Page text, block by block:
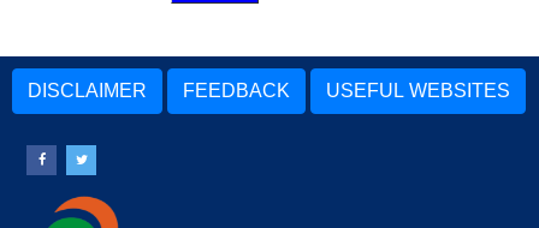
DISCLAIMER FEEDBACK USEFUL WEBSITES